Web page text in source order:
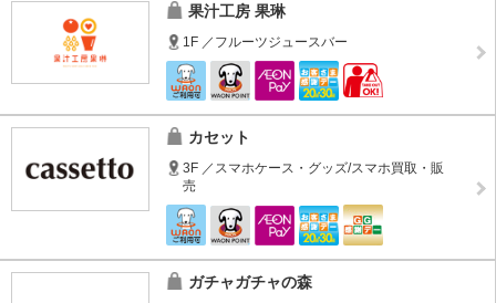
果汁工房 果琳
1F ／フルーツジュースバー
カセット
3F ／スマホケース・グッズ/スマホ買取・販
売
ガチャガチャの森